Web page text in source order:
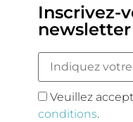
Inscrivez-
newsletter
Veuillez
conditions.